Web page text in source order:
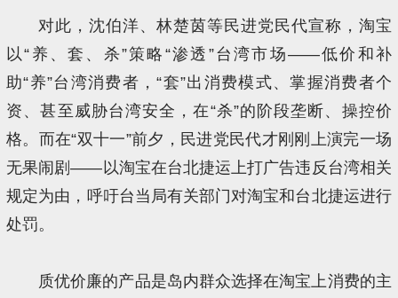
对此，沈伯洋、林楚茵等民进党民代宣称，淘宝
以“养、套、杀”策略“渗透”台湾市场——低价和补
助“养”台湾消费者，“套”出消费模式、掌握消费者个
资、甚至威胁台湾安全，在“杀”的阶段垄断、操控价
格。而在“双十一”前夕，民进党民代才刚刚上演完一场
无果闹剧——以淘宝在台北捷运上打广告违反台湾相关
规定为由，呼吁台当局有关部门对淘宝和台北捷运进行
处罚。
质优价廉的产品是岛内群众选择在淘宝上消费的主